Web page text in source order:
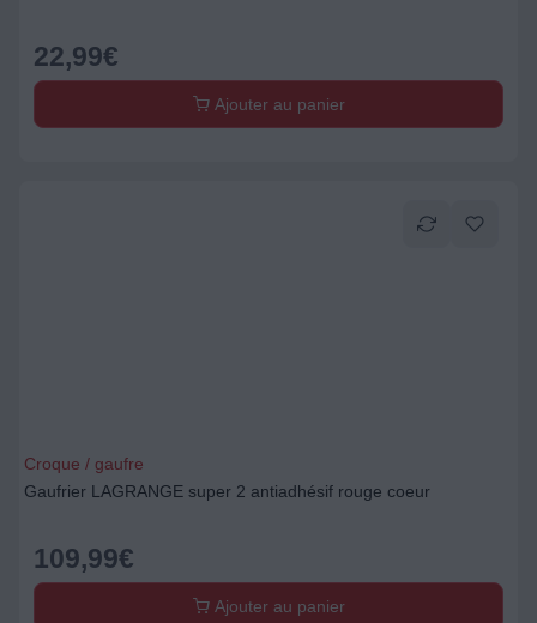
22,99€
Ajouter au panier
Croque / gaufre
Gaufrier LAGRANGE super 2 antiadhésif rouge coeur
109,99€
Ajouter au panier